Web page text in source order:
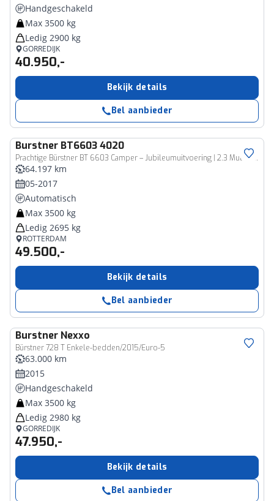
Handgeschakeld
Max 3500 kg
Ledig 2900 kg
GORREDIJK
40.950,-
Bekijk details
Bel aanbieder
Burstner BT6603 4020
Prachtige Bürstner BT 6603 Camper – Jubileumuitvoering | 2.3 Multijet 130 PK | 2017
64.197 km
05-2017
Automatisch
Max 3500 kg
Ledig 2695 kg
ROTTERDAM
49.500,-
Bekijk details
Bel aanbieder
Burstner Nexxo
Bürstner 728 T Enkele-bedden/2015/Euro-5
63.000 km
2015
Handgeschakeld
Max 3500 kg
Ledig 2980 kg
GORREDIJK
47.950,-
Bekijk details
Bel aanbieder